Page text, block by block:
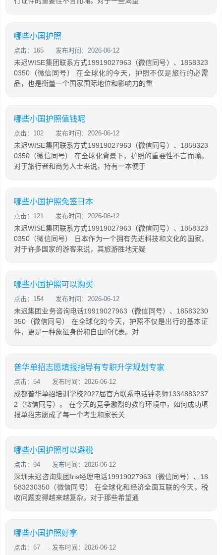
哪些小国护照
点击：165 发布时间：2026-06-12
未迟WISE集团联系方式19919027963（微信同号）、1858323
0350（微信同号） 在全球化的今天，护照不仅是旅行的必需
品，也是衡量一个国家国际地位和影响力的重
哪些小国护照值钱呢
点击：102 发布时间：2026-06-12
未迟WISE集团联系方式19919027963（微信同号）、1858323
0350（微信同号） 在全球化背景下，护照的重要性不言而喻。
对于旅行者和商务人士来说，持有一本便于
哪些小国护照免签日本
点击：121 发布时间：2026-06-12
未迟WISE集团联系方式19919027963（微信同号）、1858323
0350（微信同号） 日本作为一个拥有先进科技和文化的国家，
对于许多国家的游客来说，其旅游胜地无疑
哪些小国护照可以购买
点击：154 发布时间：2026-06-12
未迟集团业务咨询电话19919027963（微信同号）、18583230
350（微信同号） 在全球化的今天，护照不仅是出行的基本证
件，更是一种象征身份和自由的代表。对
普华单招志愿填报指导有专职升学规划专家
点击：54 发布时间：2026-06-12
成都普华单招培训学校2027届官方联系电话钟老师1334883237
2（微信同号）。 在今天的竞争激烈的教育环境中，如何成功填
报单招志愿成了每一个考生和家长关
哪些小国护照可以避税
点击：94 发布时间：2026-06-12
深圳未迟咨询集团Iris经理电话19919027963（微信同号）、18
583230350（微信同号） 在全球化和经济全面互联的今天，税
收问题变得越来越复杂。对于那些希望通
哪些小国护照好拿
点击：67 发布时间：2026-06-12